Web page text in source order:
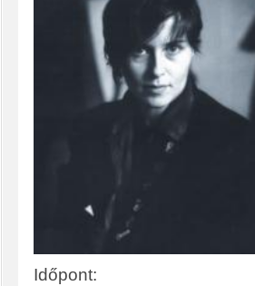
Időpont: